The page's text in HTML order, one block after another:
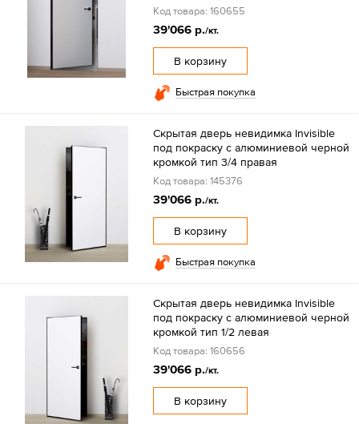
Код товара: 160655
39'066 р./кт.
В корзину
Быстрая покупка
Скрытая дверь невидимка Invisible
под покраску с алюминиевой черной
кромкой тип 3/4 правая
Код товара: 145376
39'066 р./кт.
В корзину
Быстрая покупка
Скрытая дверь невидимка Invisible
под покраску с алюминиевой черной
кромкой тип 1/2 левая
Код товара: 160656
39'066 р./кт.
В корзину